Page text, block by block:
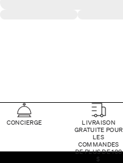
CONCIERGE
LIVRAISON
GRATUITE POUR
LES
COMMANDES
DE PLUS DE 100
$